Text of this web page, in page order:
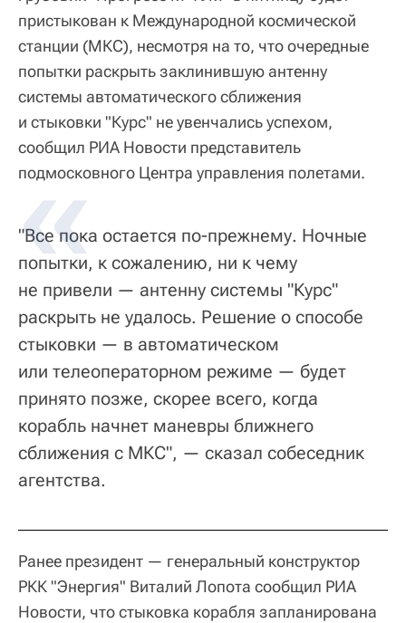
пристыкован к Международной космической
станции (МКС), несмотря на то, что очередные
попытки раскрыть заклинившую антенну
системы автоматического сближения
и стыковки "Курс" не увенчались успехом,
сообщил РИА Новости представитель
подмосковного Центра управления полетами.
"Все пока остается по-прежнему. Ночные
попытки, к сожалению, ни к чему
не привели — антенну системы "Курс"
раскрыть не удалось. Решение о способе
стыковки — в автоматическом
или телеоператорном режиме — будет
принято позже, скорее всего, когда
корабль начнет маневры ближнего
сближения с МКС", — сказал собеседник
агентства.
Ранее президент — генеральный конструктор
РКК "Энергия" Виталий Лопота сообщил РИА
Новости, что стыковка корабля запланирована